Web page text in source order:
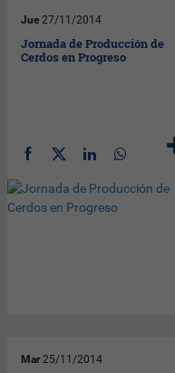
Jue 27/11/2014
Jornada de Producción de
Cerdos en Progreso
Mar 25/11/2014